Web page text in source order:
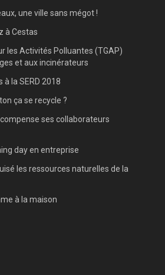
une ville sans mégot !
à Cestas
les Activités Polluantes (TGAP)
et aux incinérateurs
à la SERD 2018
ça se recycle ?
ses collaborateurs
day en entreprise
les ressources naturelles de la
à la maison